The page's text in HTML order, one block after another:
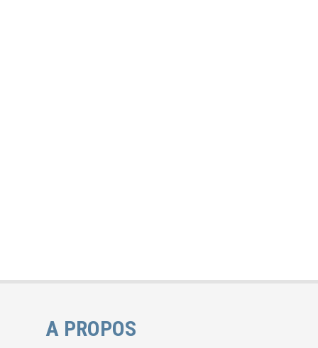
A PROPOS